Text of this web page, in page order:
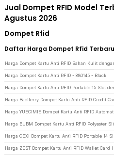
Jual Dompet RFID Model
Agustus 2026
Dompet Rfid
Daftar Harga Dompet Rfid
Harga Dompet Kartu Anti RFID - 880145 - Black